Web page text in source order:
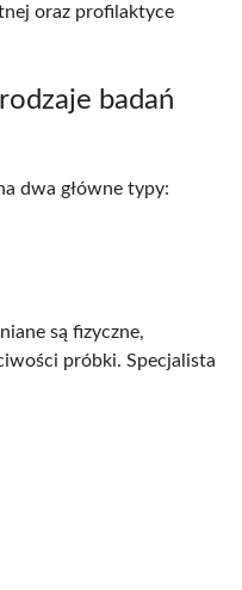
oraz profilaktyce
badań
dwa główne typy:
są fizyczne,
próbki. Specjalista